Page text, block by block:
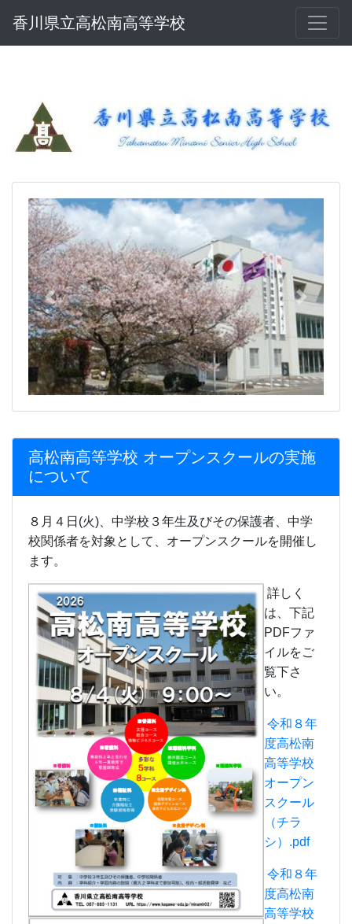
香川県立高松南高等学校
Previous
高松南高等学校 オープンスクールの実施
について
８月４日(火)、中学校３年生及びその保護者、中学
校関係者を対象として、オープンスクールを開催し
ます。
詳しく
は、下記
PDFファ
イルをご
い。
令和８年
度高松南
オープン
スクール
（チラ
シ）.pdf
令和８年
度高松南
高等学校
オープン
スクール
実施要
項.pdf